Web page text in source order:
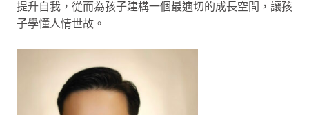
提升自我，從而為孩子建構一個最適切的成長空間，讓孩
子學懂人情世故。